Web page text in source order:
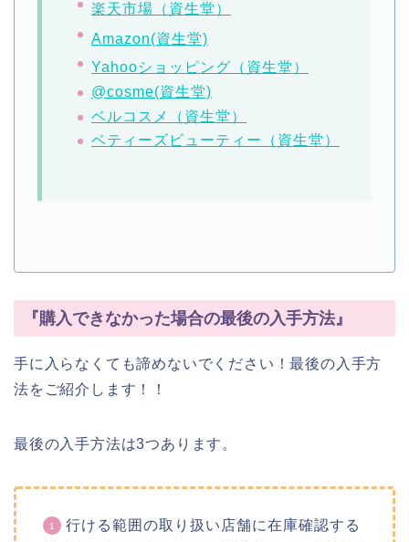
楽天市場（資生堂）
Amazon(資生堂)
Yahooショッピング（資生堂）
@cosme(資生堂)
ベルコスメ（資生堂）
ベティーズビューティー（資生堂）
『購入できなかった場合の最後の入手方法』
手に入らなくても諦めないでください！最後の入手方
法をご紹介します！！
最後の入手方法は3つあります。
行ける範囲の取り扱い店舗に在庫確認する